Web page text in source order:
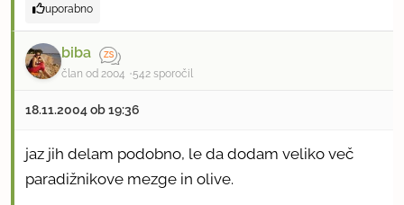
uporabno
biba
član od 2004 542 sporočil
18.11.2004 ob 19:36
jaz jih delam podobno, le da dodam veliko več
paradižnikove mezge in olive.